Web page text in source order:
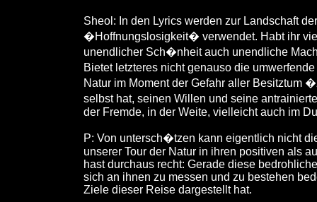
Sheol: In den Lyrics werden zur Landschaft
�Hoffnungslosigkeit� verwendet. Habt ihr
unendlicher Sch�nheit auch unendliche
Bietet letzteres nicht genauso die
Natur im Moment der Gefahr aller Besitztum
selbst hat, seinen Willen und seine
der Fremde, in der Weite, vielleicht auch im
P: Von untersch�tzen kann eigentlich nicht
unserer Tour der Natur in ihren positiven als
hast durchaus recht: Gerade diese
sich an ihnen zu messen und zu bestehen
Ziele dieser Reise dargestellt hat.